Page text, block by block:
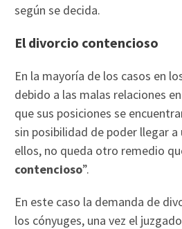
según se decida.
El divorcio contencioso
En la mayoría de los casos en
debido a las malas relaciones
que sus posiciones se
sin posibilidad de poder llegar
ellos, no queda otro remedio
contencioso”.
En este caso la demanda de
los cónyuges, una vez el